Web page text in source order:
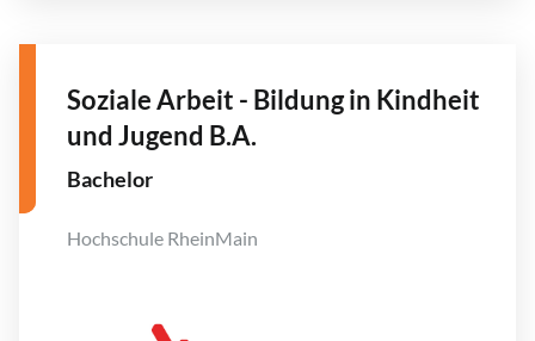
Soziale Arbeit - Bildung in Kindheit
und Jugend B.A.
Bachelor
Hochschule RheinMain